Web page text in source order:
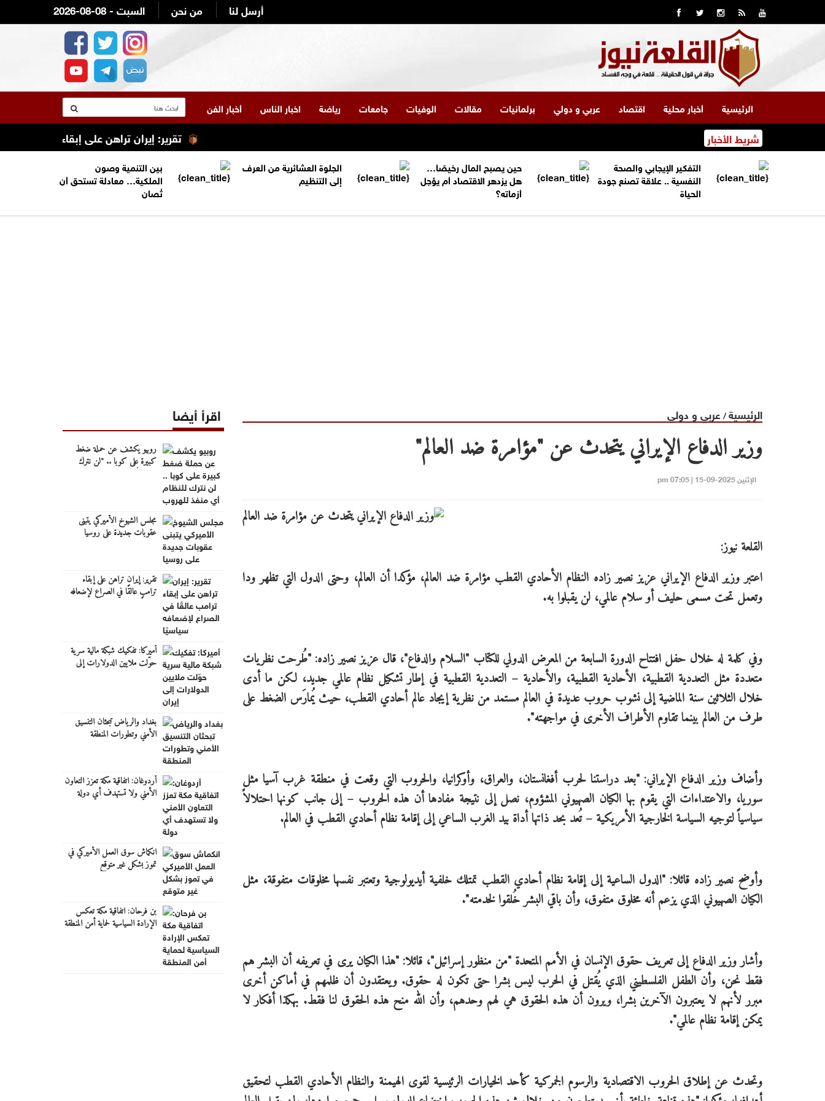
2026-08-08 - السبت من نحن أرسل لنا
الرئيسية أخبار محلية اقتصاد عربي و دولي برلمانيات مقالات الوفيات جامعات رياضة اخبار الناس أخبار الفن
شريط الأخبار تقرير: إيران تراهن على إبقاء ترامب عالقًا
التفكير الإيجابي والصحة
النفسية .. علاقة تصنع جودة
الحياة
حين يصبح المال رخيصًا…
هل يزدهر الاقتصاد أم يؤجل
أزماته؟
الجلوة العشائرية من العرف
إلى التنظيم
بين التنمية وصون
الملكية… معادلة تستحق أن
تُصان
الرئيسية/ عربي و دولي
وزير الدفاع الإيراني يتحدث عن "مؤامرة ضد العالم"
الإثنين 2025-09-15 | 07:05 pm
القلعة نيوز:
اعتبر وزير الدفاع الإيراني عزیز نصیر زاده النظام الأحادي القطب مؤامرة ضد العالم، مؤكدا أن العالم، وحتى الدول التي تظهر ودا
وتعمل تحت مسمى حليف أو سلام عالمي، لن يقبلوا به.
وفي كلمة له خلال حفل افتتاح الدورة السابعة من المعرض الدولي للكتاب "السلام والدفاع"، قال عزیز نصیر زاده: "طُرحت نظريات
متعددة مثل التعددية القطبية، الأحادية القطبية، والأحادية – التعددية القطبية في إطار تشكيل نظام عالمي جديد، لكن ما أدى
خلال الثلاثين سنة الماضية إلى نشوب حروب عديدة في العالم مستمد من نظرية إيجاد عالم أحادي القطب، حيث يُمارَس الضغط على
طرف من العالم بينما تقاوم الأطراف الأخرى في مواجهته".
وأضاف وزير الدفاع الإيراني: "بعد دراستنا لحرب أفغانستان، والعراق، وأوكرانيا، والحروب التي وقعت في منطقة غرب آسيا مثل
سوريا، والاعتداءات التي يقوم بها الكيان الصهيوني المشؤوم، نصل إلى نتيجة مفادها أن هذه الحروب – إلى جانب كونها احتلالاً
سياسياً لتوجيه السياسة الخارجية الأمريكية – تُعد بحد ذاتها أداة بيد الغرب الساعي إلى إقامة نظام أحادي القطب في العالم.
وأوضح نصير زاده قائلا: "الدول الساعية إلى إقامة نظام أحادي القطب تمتلك خلفية أيديولوجية وتعتبر نفسها مخلوقات متفوقة، مثل
الكيان الصهيوني الذي يزعم أنه مخلوق متفوق، وأن باقي البشر خُلقوا لخدمته".
وأشار وزير الدفاع إلى تعريف حقوق الإنسان في الأمم المتحدة "من منظور إسرائيل"، قائلا: "هذا الكيان يرى في تعريفه أن البشر هم
فقط نحن، وأن الطفل الفلسطيني الذي يُقتل في الحرب ليس بشرا حتى تكون له حقوق. ويعتقدون أن ظلمهم في أماكن أخرى
مبرر لأنهم لا يعتبرون الآخرين بشرا، ويرون أن هذه الحقوق هي لهم وحدهم، وأن الله منح هذه الحقوق لنا فقط. بهكذا أفكار لا
يمكن إقامة نظام عالمي".
وتحدث عن إطلاق الحروب الاقتصادية والرسوم الجمركية كأحد الخيارات الرئيسية لقوى الهيمنة والنظام الأحادي القطب لتحقيق
اقرأ أيضا
روبيو يكشف عن حملة ضغط
كبيرة على كوبا .. "لن نترك
مجلس الشيوخ الأميركي يتبنى
عقوبات جديدة على روسيا
تقرير: إيران تراهن على إبقاء
ترامب عالقًا في الصراع لإضعافه
أميركا: تفكيك شبكة مالية سرية
حوّلت ملايين الدولارات إلى
بغداد والرياض تبحثان التنسيق
الأمني وتطورات المنطقة
أردوغان: اتفاقية مكة تعزز التعاون
الأمني ولا تستهدف أي دولة
انكماش سوق العمل الأميركي في
تموز بشكل غير متوقع
بن فرحان: اتفاقية مكة تعكس
الإرادة السياسية لحماية أمن المنطقة